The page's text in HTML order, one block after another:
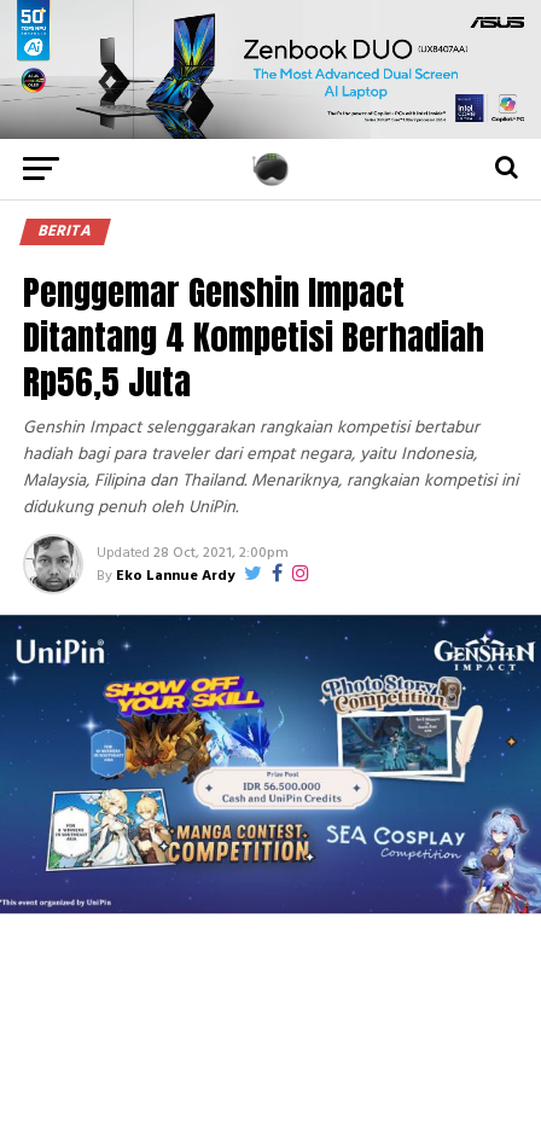
BERITA
Penggemar Genshin Impact
Ditantang 4 Kompetisi Berhadiah
Rp56,5 Juta
Genshin Impact selenggarakan rangkaian kompetisi bertabur
hadiah bagi para traveler dari empat negara, yaitu Indonesia,
Malaysia, Filipina dan Thailand. Menariknya, rangkaian kompetisi ini
didukung penuh oleh UniPin.
Updated 28 Oct, 2021, 2:00pm
By Eko Lannue Ardy